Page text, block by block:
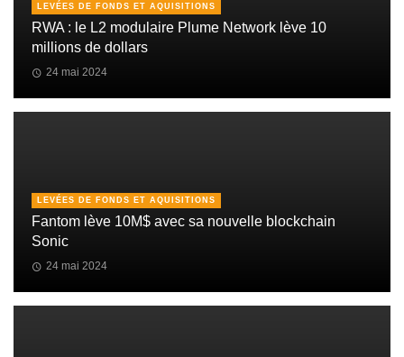
LEVÉES DE FONDS ET AQUISITIONS
RWA : le L2 modulaire Plume Network lève 10
millions de dollars
24 mai 2024
LEVÉES DE FONDS ET AQUISITIONS
Fantom lève 10M$ avec sa nouvelle blockchain
Sonic
24 mai 2024